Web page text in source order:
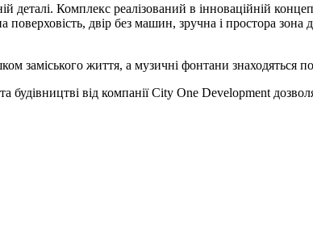
деталі. Комплекс реалізований в інноваційній
поверховість, двір без машин, зручна і простора
заміського життя, а музичні фонтани знаходяться
від компанії City One Development